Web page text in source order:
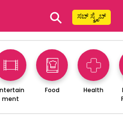
⚲ ಸಬ್ ಸ್ಕ್ರೈಬ್
ment
Food Health